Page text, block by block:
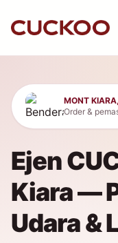
MONT
Order &
Ejen
Kiara —
Udara &